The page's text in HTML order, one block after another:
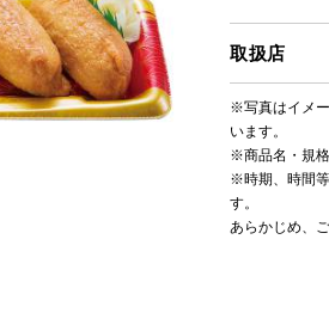
取扱店
※写真はイメ
います。
※商品名・規格
※時期、時間
す。
あらかじめ、